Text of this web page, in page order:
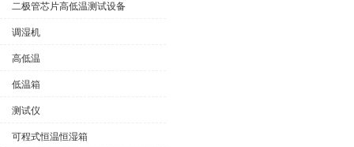
二极管芯片高低温测试设备
调湿机
高低温
低温箱
测试仪
可程式恒温恒湿箱